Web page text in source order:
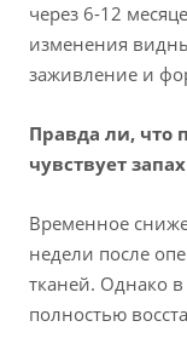
через 6-12
изменения
заживление и
Правда ли, что
чувствует
Временное
недели после
тканей. Однако
полностью